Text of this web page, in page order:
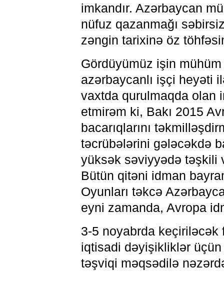
imkandır. Azərbaycan
nüfuz qazanmağı
zəngin tarixinə öz
Gördüyümüz işin
azərbaycanlı işçi heyəti
vaxtda qurulmaqda olan
etmirəm ki, Bakı 2015
bacarıqlarını
təcrübələrini gələcəkdə
yüksək səviyyədə təşkili
Bütün qitəni idman
Oyunları təkcə
eyni zamanda, Avropa
3-5 noyabrda keçiriləcək
iqtisadi dəyişikliklər
təşviqi məqsədilə